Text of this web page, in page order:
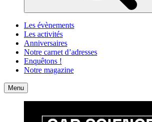
Les évènements
Les activités
Anniversaires
Notre carnet d’adresses
Enquêtons !
Notre magazine
Accueil
Menu Contact